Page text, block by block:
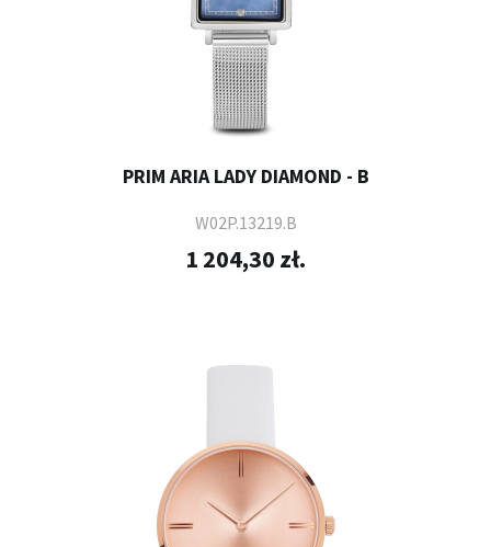
PRIM ARIA LADY DIAMOND - B
W02P.13219.B
1 204,30 zł.